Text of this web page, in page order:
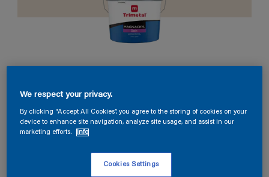
Magnacryl Satin
E9.04.85
Kleur wijzigen
We respect your privacy.
By clicking “Accept All Cookies”, you agree to the storing of cookies on your
device to enhance site navigation, analyze site usage, and assist in our
marketing efforts.
Info
Cookies Settings